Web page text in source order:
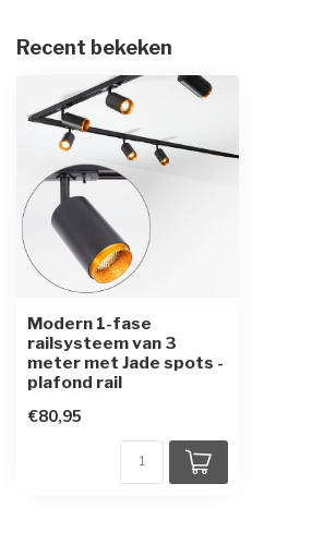
Recent bekeken
Modern 1-fase
railsysteem van 3
meter met Jade spots -
plafond rail
€80,95